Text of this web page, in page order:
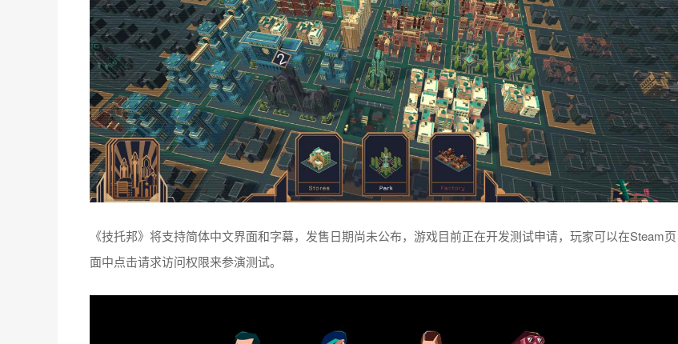
《技托邦》将支持简体中文界面和字幕，发售日期尚未公布，游戏目前正在开发测试申请，玩家可以在Steam页
面中点击请求访问权限来参演测试。